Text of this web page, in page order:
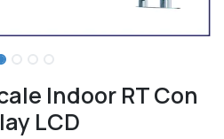
Indoor RT Con
LCD